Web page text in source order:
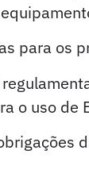
para os
o uso de